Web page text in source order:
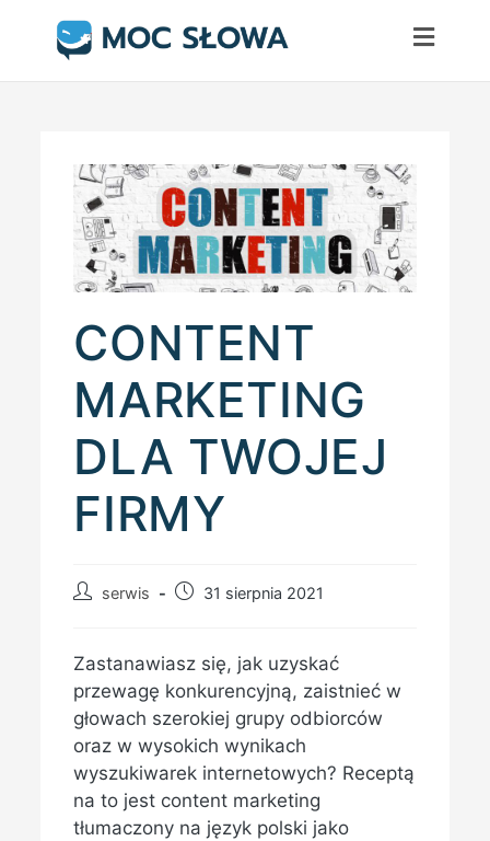
CONTENT
MARKETING
DLA TWOJEJ
FIRMY
Postserwis
Post31 sierpnia 2021
Zastanawiasz się, jak uzyskać
przewagę konkurencyjną, zaistnieć w
głowach szerokiej grupy odbiorców
oraz w wysokich wynikach
wyszukiwarek internetowych? Receptą
na to jest content marketing
tłumaczony na język polski jako